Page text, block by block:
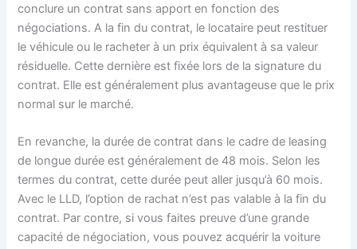
conclure un contrat sans apport en fonction des
négociations. A la fin du contrat, le locataire peut restituer
le véhicule ou le racheter à un prix équivalent à sa valeur
résiduelle. Cette dernière est fixée lors de la signature du
contrat. Elle est généralement plus avantageuse que le prix
normal sur le marché.
En revanche, la durée de contrat dans le cadre de leasing
de longue durée est généralement de 48 mois. Selon les
termes du contrat, cette durée peut aller jusqu’à 60 mois.
Avec le LLD, l’option de rachat n’est pas valable à la fin du
contrat. Par contre, si vous faites preuve d’une grande
capacité de négociation, vous pouvez acquérir la voiture